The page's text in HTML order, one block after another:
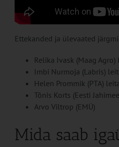
Ettekanded ja ülevaated
Relika Ivask (Maag Agro)
Imbi Nurmoja (Labris)
Helen Prommik (PTA)
Tõnis Korts (Eesti
Arvo Viltrop (EMÜ)
Mida saab